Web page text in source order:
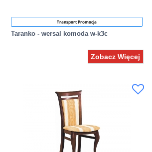
Transport Promocja
Taranko - wersal komoda w-k3c
Zobacz Więcej